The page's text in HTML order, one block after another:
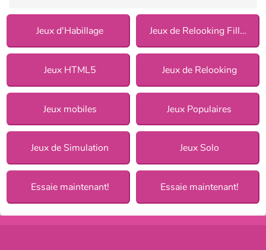
Jeux d'Habillage Jeux de Relooking Fille pour Filles
Jeux HTML5 Jeux de Relooking
Jeux mobiles Jeux Populaires
Jeux de Simulation Jeux Solo
Essaie maintenant! Essaie maintenant!